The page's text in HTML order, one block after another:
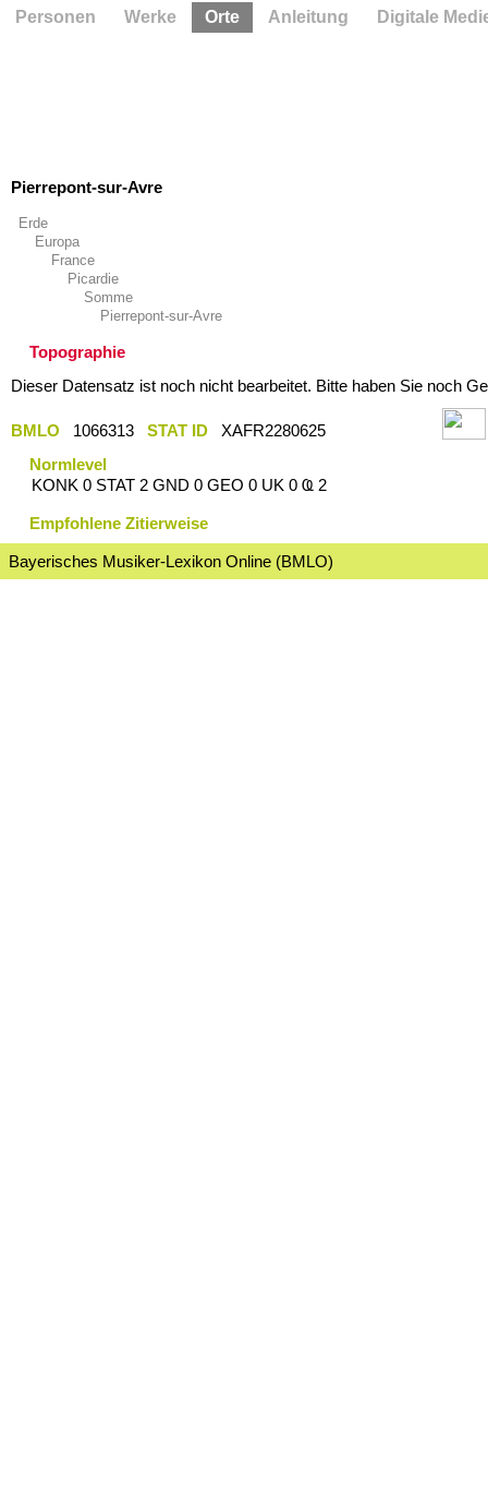
Pierrepont-sur-Avre
Erde
Europa
France
Picardie
Somme
Pierrepont-sur-Avre
Topographie
Dieser Datensatz ist noch nicht bearbeitet. Bitte haben Sie noch
BMLO 1066313 STAT ID
XAFR2280625
Normlevel
KONK 0 STAT 2 GND 0 GEO 0 UK 0 Ҩ 2
Empfohlene Zitierweise
Bayerisches Musiker-Lexikon Online (BMLO)
Personen Werke Orte Anleitung Digitale